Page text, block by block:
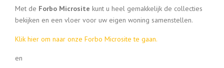
Met de Forbo Microsite kunt u heel gemakkelijk de collecties
bekijken en een vloer voor uw eigen woning samenstellen.
Klik hier om naar onze Forbo Microsite te gaan.
en